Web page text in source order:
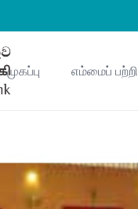
முகப்பு எம்மைப் பற்றி